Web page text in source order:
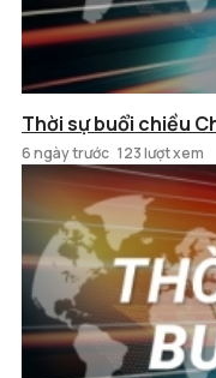
Thời sự buổi chiều
6 ngày trước 123 lượt xem